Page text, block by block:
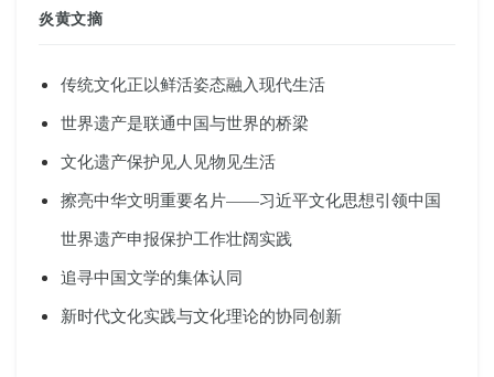
炎黄文摘
传统文化正以鲜活姿态融入现代生活
世界遗产是联通中国与世界的桥梁
文化遗产保护见人见物见生活
擦亮中华文明重要名片——习近平文化思想引领中国
世界遗产申报保护工作壮阔实践
追寻中国文学的集体认同
新时代文化实践与文化理论的协同创新